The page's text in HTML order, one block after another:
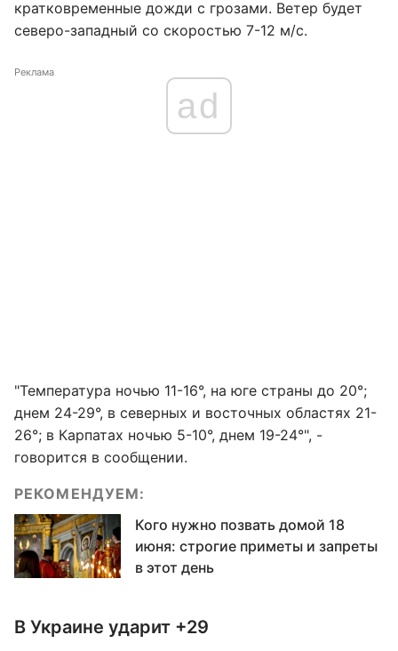
кратковременные дожди с грозами. Ветер будет
северо-западный со скоростью 7-12 м/с.
Реклама
ad
"Температура ночью 11-16°, на юге страны до 20°;
днем 24-29°, в северных и восточных областях 21-
26°; в Карпатах ночью 5-10°, днем 19-24°", -
говорится в сообщении.
РЕКОМЕНДУЕМ:
Кого нужно позвать домой 18
июня: строгие приметы и запреты
в этот день
В Украине ударит +29